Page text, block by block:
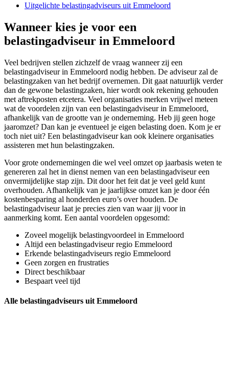
Uitgelichte belastingadviseurs uit Emmeloord
Wanneer kies je voor een
belastingadviseur in Emmeloord
Veel bedrijven stellen zichzelf de vraag wanneer zij een
belastingadviseur in Emmeloord nodig hebben. De adviseur zal de
belastingzaken van het bedrijf overnemen. Dit gaat natuurlijk verder
dan de gewone belastingzaken, hier wordt ook rekening gehouden
met aftrekposten etcetera. Veel organisaties merken vrijwel meteen
wat de voordelen zijn van een belastingadviseur in Emmeloord,
afhankelijk van de grootte van je onderneming. Heb jij geen hoge
jaaromzet? Dan kan je eventueel je eigen belasting doen. Kom je er
toch niet uit? Een belastingadviseur kan ook kleinere organisaties
assisteren met hun belastingzaken.
Voor grote ondernemingen die wel veel omzet op jaarbasis weten te
genereren zal het in dienst nemen van een belastingadviseur een
onvermijdelijke stap zijn. Dit door het feit dat je veel geld kunt
overhouden. Afhankelijk van je jaarlijkse omzet kan je door één
kostenbesparing al honderden euro’s over houden. De
belastingadviseur laat je precies zien van waar jij voor in
aanmerking komt. Een aantal voordelen opgesomd:
Zoveel mogelijk belastingvoordeel in Emmeloord
Altijd een belastingadviseur regio Emmeloord
Erkende belastingadviseurs regio Emmeloord
Geen zorgen en frustraties
Direct beschikbaar
Bespaart veel tijd
Alle belastingadviseurs uit Emmeloord